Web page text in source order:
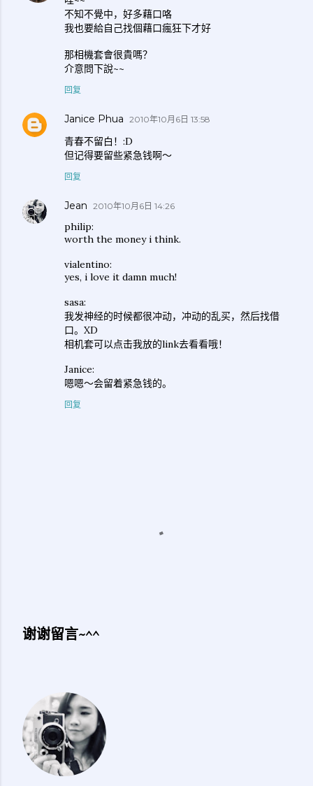
不知不覺中，好多藉口咯
我也要給自己找個藉口瘋狂下才好
那相機套會很貴嗎？
介意問下說~~
回复
Janice Phua 2010年10月6日 13:58
青春不留白！:D
但记得要留些紧急钱啊～
回复
Jean 2010年10月6日 14:26
philip:
worth the money i think.
vialentino:
yes, i love it damn much!
sasa:
我发神经的时候都很冲动，冲动的乱买，然后找借
口。XD
相机套可以点击我放的link去看看哦！
Janice:
嗯嗯～会留着紧急钱的。
回复
论
谢谢留言~^^